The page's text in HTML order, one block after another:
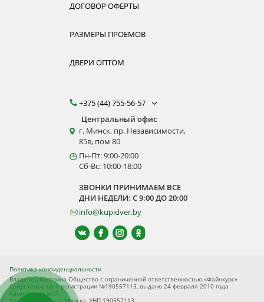
ДОГОВОР ОФЕРТЫ
РАЗМЕРЫ ПРОЕМОВ
ДВЕРИ ОПТОМ
+375 (44) 755-56-57
Центральный офис
г. Минск, пр. Независимости,
85в, пом 80
Пн-Пт: 9:00-20:00
Сб-Вс: 10:00-18:00
ЗВОНКИ ПРИНИМАЕМ ВСЕ
ДНИ НЕДЕЛИ: С 9:00 ДО 20:00
info@kupidver.by
Политика конфиденциальности
Владелец магазина Общество с ограниченной ответственностью «Файнкурс»
Свидетельство о регистрации №190557113, выдано 24 февраля 2010 года
Администрацией
Заводского р-на г. Минска, УНП 190557113